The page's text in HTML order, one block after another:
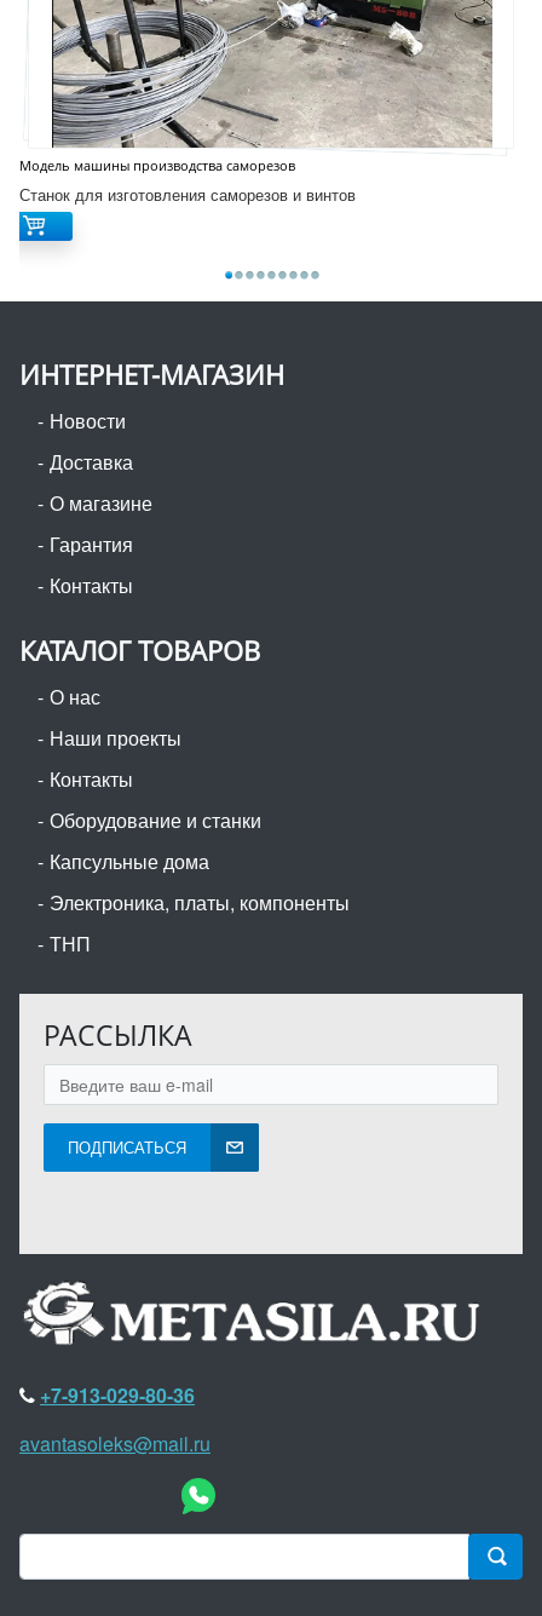
Модель машины производства саморезов
Станок для изготовления саморезов и винтов
ИНТЕРНЕТ-МАГАЗИН
Новости
Доставка
О магазине
Гарантия
Контакты
КАТАЛОГ ТОВАРОВ
О нас
Наши проекты
Контакты
Оборудование и станки
Капсульные дома
Электроника, платы, компоненты
ТНП
РАССЫЛКА
ПОДПИСАТЬСЯ
+7-913-029-80-36
avantasoleks@mail.ru